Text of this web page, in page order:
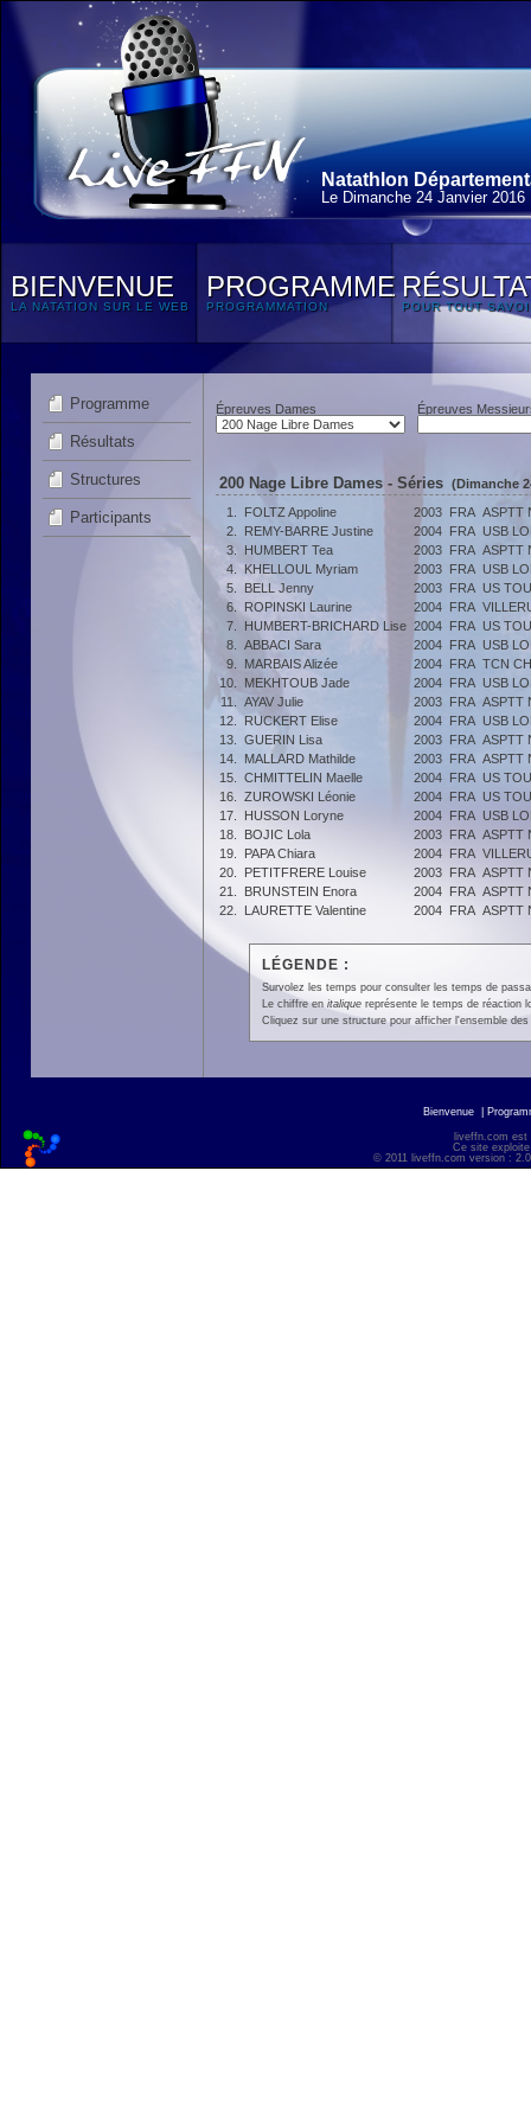
Natathlon
Le Dimanche 24 Janvier 2016
BIENVENUE
LA NATATION SUR LE WEB
PROGRAMME
PROGRAMMATION POUR TOUT
Programme
Résultats
Structures
Participants
Épreuves Dames Épreuves
200 Nage Libre Dames - Séries (Dimanche
1.
FOLTZ Appoline 2003 FRA ASPTT
2.
REMY-BARRE Justine 2004 FRA USB
3.
HUMBERT Tea 2003 FRA ASPTT
4.
KHELLOUL Myriam 2003 FRA USB
5.
BELL Jenny 2003 FRA US
6.
ROPINSKI Laurine 2004 FRA
7.
HUMBERT-BRICHARD Lise 2004 FRA US
8.
ABBACI Sara 2004 FRA USB
9.
MARBAIS Alizée 2004 FRA TCN
10.
MEKHTOUB Jade 2004 FRA USB
11.
AYAV Julie 2003 FRA ASPTT
12.
RUCKERT Elise 2004 FRA USB
13.
GUERIN Lisa 2003 FRA ASPTT
14.
MALLARD Mathilde 2003 FRA ASPTT
15.
CHMITTELIN Maelle 2004 FRA US
16.
ZUROWSKI Léonie 2004 FRA US
17.
HUSSON Loryne 2004 FRA USB
18.
BOJIC Lola 2003 FRA ASPTT
19.
PAPA Chiara 2004 FRA
20.
PETITFRERE Louise 2003 FRA ASPTT
21.
BRUNSTEIN Enora 2004 FRA ASPTT
22.
LAURETTE Valentine 2004 FRA ASPTT
LÉGENDE :
Survolez les temps pour consulter les temps de
Le chiffre en italiquereprésente le temps de réaction
Cliquez sur une structure pour afficher l'ensemble
Bienvenue
liveffn.com est
Ce site
© 2011 liveffn.com version :